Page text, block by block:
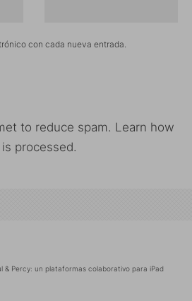
con cada nueva entrada.
to reduce spam. Learn how
processed.
& Percy: un plataformas colaborativo para iPad